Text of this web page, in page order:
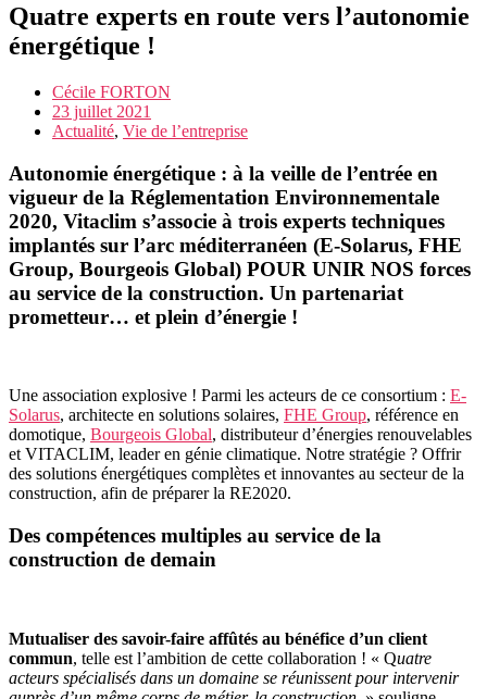
Quatre experts en route vers l’autonomie
énergétique !
Cécile FORTON
23 juillet 2021
Actualité, Vie de l’entreprise
Autonomie énergétique : à la veille de l’entrée en
vigueur de la Réglementation Environnementale
2020, Vitaclim s’associe à trois experts techniques
implantés sur l’arc méditerranéen (E-Solarus, FHE
Group, Bourgeois Global) POUR UNIR NOS forces
au service de la construction. Un partenariat
prometteur… et plein d’énergie !
Une association explosive ! Parmi les acteurs de ce consortium : E-
Solarus, architecte en solutions solaires, FHE Group, référence en
domotique, Bourgeois Global, distributeur d’énergies renouvelables
et VITACLIM, leader en génie climatique. Notre stratégie ? Offrir
des solutions énergétiques complètes et innovantes au secteur de la
construction, afin de préparer la RE2020.
Des compétences multiples au service de la
construction de demain
Mutualiser des savoir-faire affûtés au bénéfice d’un client
commun, telle est l’ambition de cette collaboration ! « Quatre
acteurs spécialisés dans un domaine se réunissent pour intervenir